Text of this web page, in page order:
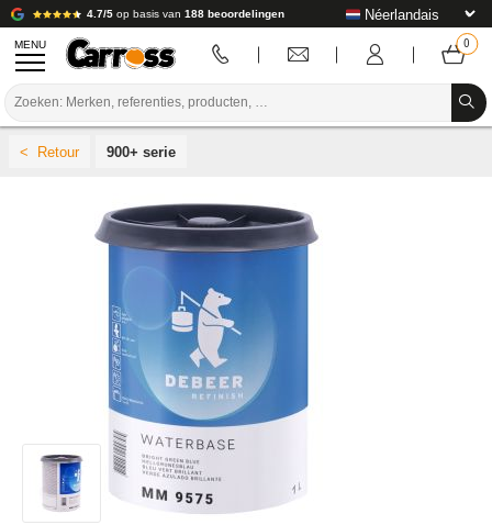
4.7/5 op basis van 188 beoordelingen
MENU
VOORBEREIDING / VERVEN / AFWERKING
VERBRUIKSARTIKELEN VOOR CARROSSERIE
GEREEDSCHAP VOOR CARROSSERIE
UITRUSTING VOOR CARROSSERIE
LABORATORIUMINSTALLATIE
HANDLEIDING & ADVIES
900+ serie